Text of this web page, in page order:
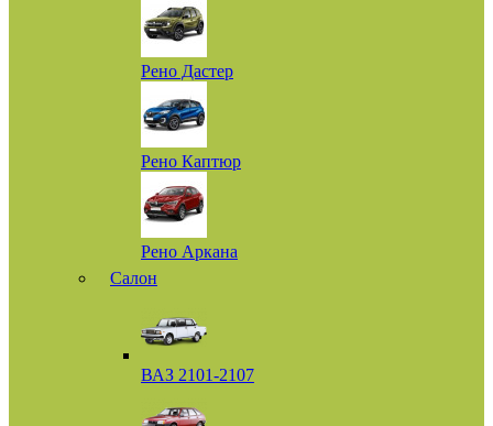
Рено Дастер
Рено Каптюр
Рено Аркана
Салон
ВАЗ 2101-2107